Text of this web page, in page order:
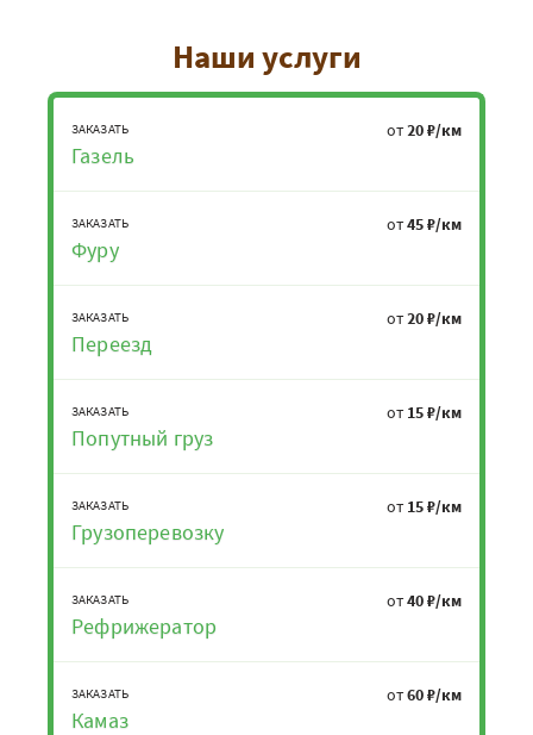
Наши услуги
ЗАКАЗАТЬ
Газель
от20 ₽/км
ЗАКАЗАТЬ
Фуру
от45 ₽/км
ЗАКАЗАТЬ
Переезд
от20 ₽/км
ЗАКАЗАТЬ
Попутный груз
от 15 ₽/км
ЗАКАЗАТЬ
Грузоперевозку
от 15 ₽/км
ЗАКАЗАТЬ
Рефрижератор
от40 ₽/км
ЗАКАЗАТЬ
Камаз
от60 ₽/км